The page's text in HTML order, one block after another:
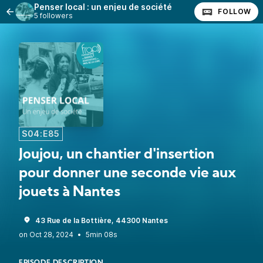
Penser local : un enjeu de société
5 followers FOLLOW
S04:E85
Joujou, un chantier d'insertion
pour donner une seconde vie aux
jouets à Nantes
43 Rue de la Bottière, 44300 Nantes
• 5min 08s